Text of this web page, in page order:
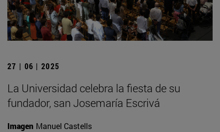
27 | 06 | 2025
La Universidad celebra la fiesta de su
fundador, san Josemaría Escrivá
Imagen Manuel Castells